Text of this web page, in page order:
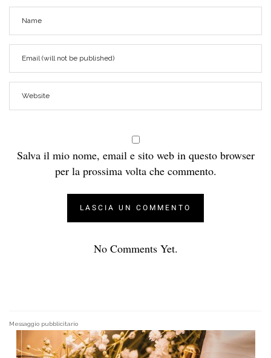
Salva il mio nome, email e sito web in questo browser
per la prossima volta che commento.
No Comments Yet.
Messaggio pubblicitario